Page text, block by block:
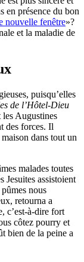
en présence du bon
nouvelle fenêtre»?
et la maladie de
puisqu’elles
de l’Hôtel-Dieu
les Augustines
des forces. Il
dans tout un
malades toutes
Jesuites assistoient
nous
retourna a
c’est-à-dire fort
côtez pourry et
bien de la peine a